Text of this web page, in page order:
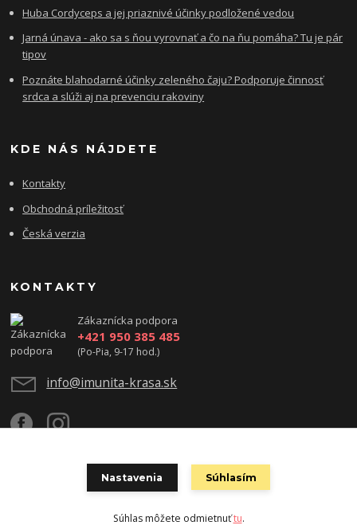
Huba Cordyceps a jej priaznivé účinky podložené vedou
Jarná únava - ako sa s ňou vyrovnať a čo na ňu pomáha? Tu je pár
tipov
Poznáte blahodarné účinky zeleného čaju? Podporuje činnosť
srdca a slúži aj na prevenciu rakoviny
KDE NÁS NÁJDETE
Kontakty
Obchodná príležitosť
Česká verzia
KONTAKTY
Zákaznícka podpora
+421 950 385 485
(Po-Pia, 9-17 hod.)
info@imunita-krasa.sk
Vytvorené na
Eshop-rychlo.sk
Nastavenia Súhlasím
Súhlas môžete odmietnuťtu.